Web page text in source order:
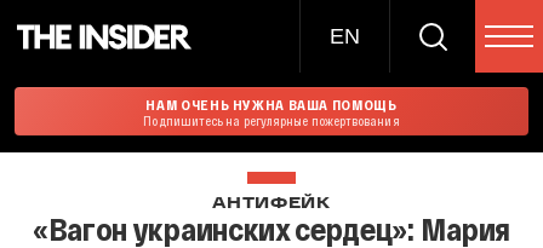
EN
НАМ ОЧЕНЬ НУЖНА ВАША ПОМОЩЬ
Подпишитесь на регулярные пожертвования
АНТИФЕЙК
«Вагон украинских сердец»: Мария